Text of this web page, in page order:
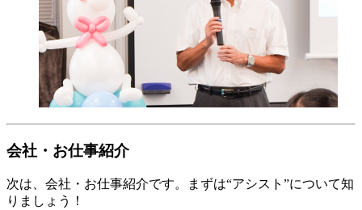
会社・お仕事紹介
次は、会社・お仕事紹介です。まずは“アシスト”について知
りましょう！